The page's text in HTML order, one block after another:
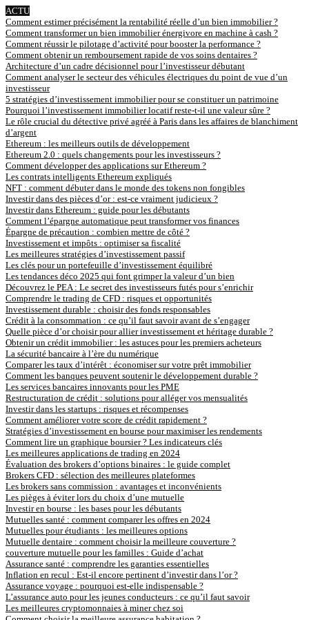
ACTU
Comment estimer précisément la rentabilité réelle d’un bien immobilier ?
Comment transformer un bien immobilier énergivore en machine à cash ?
Comment réussir le pilotage d’activité pour booster la performance ?
Comment obtenir un remboursement rapide de vos soins dentaires ?
Architecture d’un cadre décisionnel pour l’investisseur débutant
Comment analyser le secteur des véhicules électriques du point de vue d’un
investisseur
5 stratégies d’investissement immobilier pour se constituer un patrimoine
Pourquoi l’investissement immobilier locatif reste-t-il une valeur sûre ?
Le rôle crucial du détective privé agréé à Paris dans les affaires de blanchiment
d’argent
Ethereum : les meilleurs outils de développement
Ethereum 2.0 : quels changements pour les investisseurs ?
Comment développer des applications sur Ethereum ?
Les contrats intelligents Ethereum expliqués
NFT : comment débuter dans le monde des tokens non fongibles
Investir dans des pièces d’or : est-ce vraiment judicieux ?
Investir dans Ethereum : guide pour les débutants
Comment l’épargne automatique peut transformer vos finances
Épargne de précaution : combien mettre de côté ?
Investissement et impôts : optimiser sa fiscalité
Les meilleures stratégies d’investissement passif
Les clés pour un portefeuille d’investissement équilibré
Les tendances déco 2025 qui font grimper la valeur d’un bien
Découvrez le PEA : Le secret des investisseurs futés pour s’enrichir
Comprendre le trading de CFD : risques et opportunités
Investissement durable : choisir des fonds responsables
Crédit à la consommation : ce qu’il faut savoir avant de s’engager
Quelle pièce d’or choisir pour allier investissement et héritage durable ?
Obtenir un crédit immobilier : les astuces pour les premiers acheteurs
La sécurité bancaire à l’ère du numérique
Comparer les taux d’intérêt : économiser sur votre prêt immobilier
Comment les banques peuvent soutenir le développement durable ?
Les services bancaires innovants pour les PME
Restructuration de crédit : solutions pour alléger vos mensualités
Investir dans les startups : risques et récompenses
Comment améliorer votre score de crédit rapidement ?
Stratégies d’investissement en bourse pour maximiser les rendements
Comment lire un graphique boursier ? Les indicateurs clés
Les meilleures applications de trading en 2024
Évaluation des brokers d’options binaires : le guide complet
Brokers CFD : sélection des meilleures plateformes
Les brokers sans commission : avantages et inconvénients
Les pièges à éviter lors du choix d’une mutuelle
Investir en bourse : les bases pour les débutants
Mutuelles santé : comment comparer les offres en 2024
Mutuelles pour étudiants : les meilleures options
Mutuelle dentaire : comment choisir la meilleure couverture ?
couverture mutuelle pour les familles : Guide d’achat
Assurance santé : comprendre les garanties essentielles
Inflation en recul : Est-il encore pertinent d’investir dans l’or ?
Assurance voyage : pourquoi est-elle indispensable ?
L’assurance auto pour les jeunes conducteurs : ce qu’il faut savoir
Les meilleures cryptomonnaies à miner chez soi